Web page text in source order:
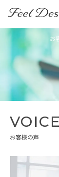
お
VOICE
お客様の声